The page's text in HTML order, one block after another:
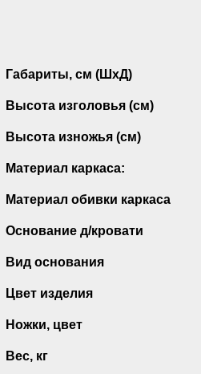
Габариты, см (ШхД)
Высота изголовья (см)
Высота изножья (см)
Материал каркаса:
Материал обивки каркаса
Основание д/кровати
Вид основания
Цвет изделия
Ножки, цвет
Вес, кг